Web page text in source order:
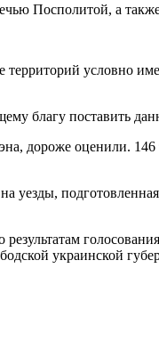
Посполитой, а
территорий условно
благу поставить
дороже оценили.
уезды,
украинской